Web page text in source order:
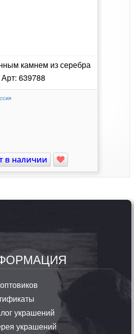
камнем из серебра
Арт: 639788
в наличии
украшений
украшений